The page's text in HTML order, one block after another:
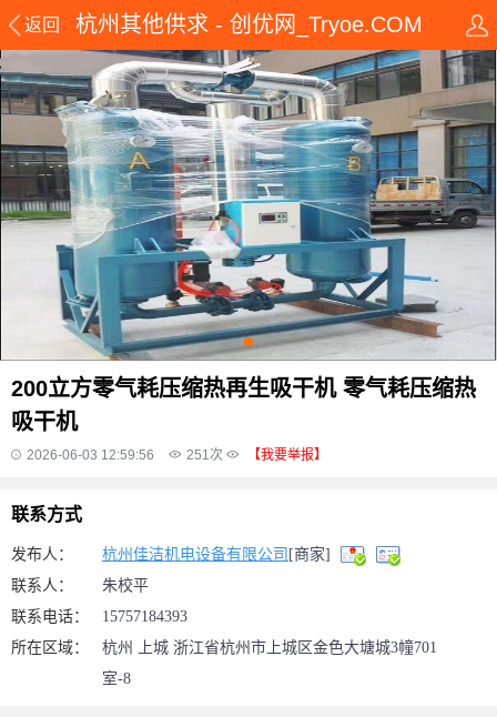
返回 杭州其他供求 - 创优网_Tryoe.COM
200立方零气耗压缩热再生吸干机 零气耗压缩热
吸干机
2026-06-03 12:59:56 251次 【我要举报】
联系方式
发布人： 杭州佳洁机电设备有限公司 [商家]
联系人：
朱校平
联系电话：
15757184393
所在区域：
杭州 上城 浙江省杭州市上城区金色大塘城3幢701
室-8